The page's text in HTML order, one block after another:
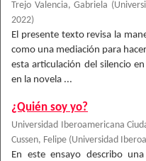
Trejo Valencia, Gabriela (
2022)
El presente texto revisa la
como una mediación para
esta articulación del silencio
en la novela ...
¿Quién soy yo?
Universidad Iberoamericana
Cussen, Felipe (Universidad
En este ensayo describo